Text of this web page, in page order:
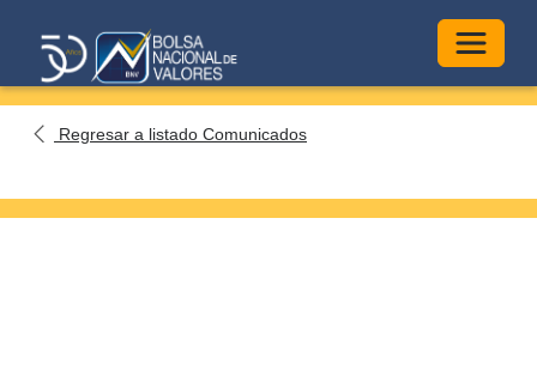
Regresar a listado Comunicados